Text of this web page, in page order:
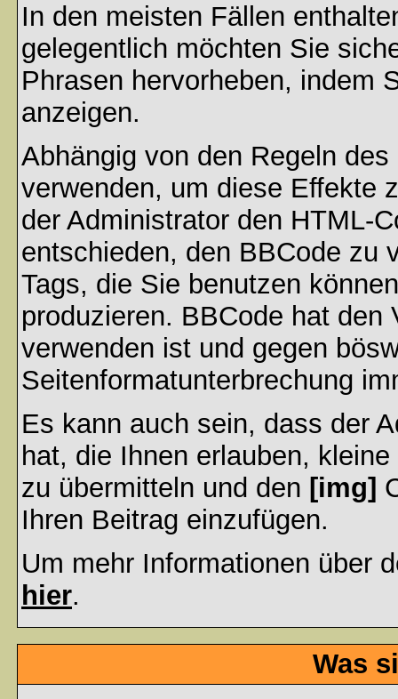
In den meisten Fällen
gelegentlich möchten Sie
Phrasen hervorheben, indem
anzeigen.
Abhängig von den Regeln
verwenden, um diese Effekte
der Administrator den HTML-
entschieden, den BBCode zu
Tags, die Sie benutzen
produzieren. BBCode hat
verwenden ist und gegen
Seitenformatunterbrechung
Es kann auch sein, dass der
hat, die Ihnen erlauben,
zu übermitteln und den [img]
Ihren Beitrag einzufügen.
Um mehr Informationen über
hier.
Was